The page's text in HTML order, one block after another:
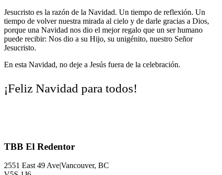
Jesucristo es la razón de la Navidad. Un tiempo de reflexión. Un
tiempo de volver nuestra mirada al cielo y de darle gracias a Dios,
porque una Navidad nos dio el mejor regalo que un ser humano
puede recibir: Nos dio a su Hijo, su unigénito, nuestro Señor
Jesucristo.
En esta Navidad, no deje a Jesús fuera de la celebración.
¡Feliz Navidad para todos!
TBB El Redentor
2551 East 49 Ave|Vancouver, BC